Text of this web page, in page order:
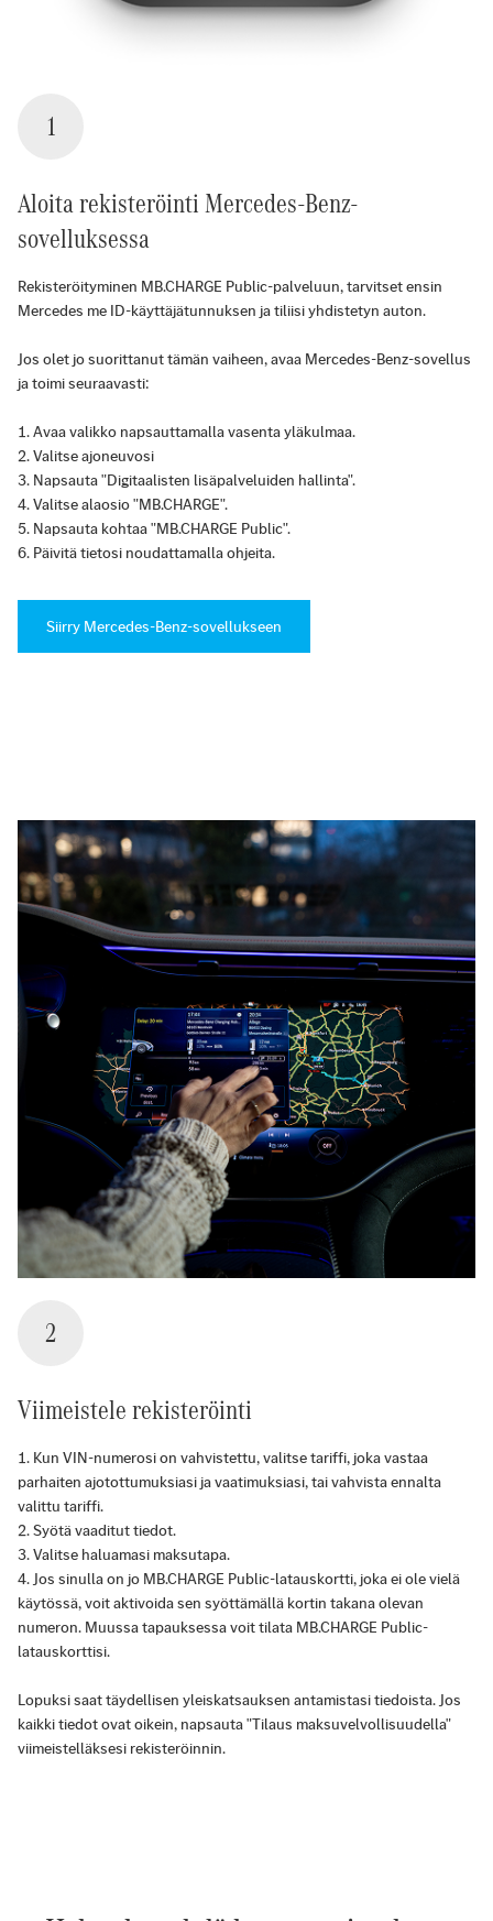
1
Aloita rekisteröinti Mercedes-Benz-
sovelluksessa
Rekisteröityminen MB.CHARGE Public-palveluun, tarvitset ensin
Mercedes me ID-käyttäjätunnuksen ja tiliisi yhdistetyn auton.
Jos olet jo suorittanut tämän vaiheen, avaa Mercedes-Benz-sovellus
ja toimi seuraavasti:
Avaa valikko napsauttamalla vasenta yläkulmaa.
Valitse ajoneuvosi
Napsauta "Digitaalisten lisäpalveluiden hallinta".
Valitse alaosio "MB.CHARGE".
Napsauta kohtaa "MB.CHARGE Public".
Päivitä tietosi noudattamalla ohjeita.
Siirry Mercedes-Benz-sovellukseen
2
Viimeistele rekisteröinti
Kun VIN-numerosi on vahvistettu, valitse tariffi, joka vastaa
parhaiten ajotottumuksiasi ja vaatimuksiasi, tai vahvista ennalta
valittu tariffi.
Syötä vaaditut tiedot.
Valitse haluamasi maksutapa.
Jos sinulla on jo MB.CHARGE Public-latauskortti, joka ei ole vielä
käytössä, voit aktivoida sen syöttämällä kortin takana olevan
numeron. Muussa tapauksessa voit tilata MB.CHARGE Public-
latauskorttisi.
Lopuksi saat täydellisen yleiskatsauksen antamistasi tiedoista. Jos
kaikki tiedot ovat oikein, napsauta "Tilaus maksuvelvollisuudella"
viimeistelläksesi rekisteröinnin.